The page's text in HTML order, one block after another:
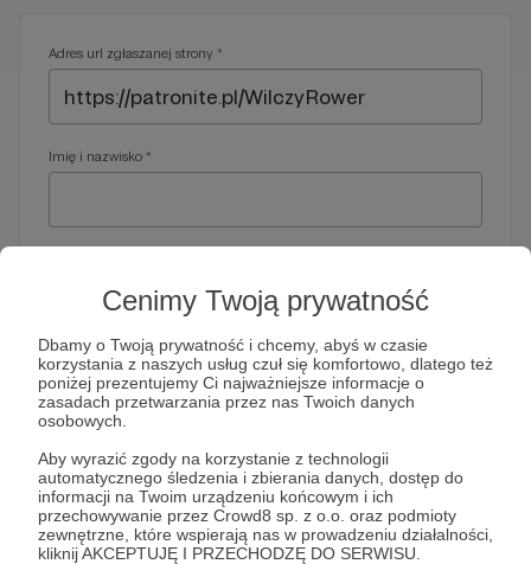
Cenimy Twoją prywatność
Dbamy o Twoją prywatność i chcemy, abyś w czasie
korzystania z naszych usług czuł się komfortowo, dlatego też
poniżej prezentujemy Ci najważniejsze informacje o
zasadach przetwarzania przez nas Twoich danych
osobowych.
Aby wyrazić zgody na korzystanie z technologii
automatycznego śledzenia i zbierania danych, dostęp do
informacji na Twoim urządzeniu końcowym i ich
przechowywanie przez Crowd8 sp. z o.o. oraz podmioty
zewnętrzne, które wspierają nas w prowadzeniu działalności,
kliknij AKCEPTUJĘ I PRZECHODZĘ DO SERWISU.
Adres url zgłaszanej strony *
Imię i nazwisko *
Telefon *
dodatkowe pytania
Treść wiadomości *